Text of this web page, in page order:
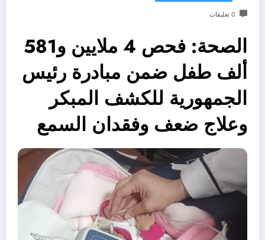
0 تعليقات
الصحة: فحص 4 ملايين و581
ألف طفل ضمن مبادرة رئيس
الجمهورية للكشف المبكر
وعلاج ضعف وفقدان السمع